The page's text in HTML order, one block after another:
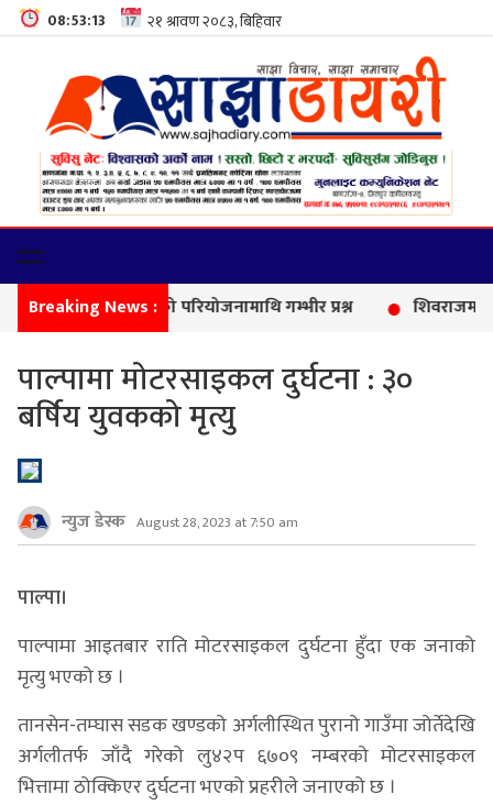
08:53:14
Breaking News :
पाल्पामा मोटरसाइकल दुर्घटना : ३०
बर्षिय युवकको मृत्यु
न्युज डेस्क August 28, 2023 at 7:50 am
पाल्पा।
पाल्पामा आइतबार राति मोटरसाइकल दुर्घटना हुँदा एक जनाको
मृत्यु भएको छ ।
तानसेन-तम्घास सडक खण्डको अर्गलीस्थित पुरानो गाउँमा जोर्तेदेखि
अर्गलीतर्फ जाँदै गरेको लु४२प ६७०९ नम्बरको मोटरसाइकल
भित्तामा ठोक्किएर दुर्घटना भएको प्रहरीले जनाएको छ ।